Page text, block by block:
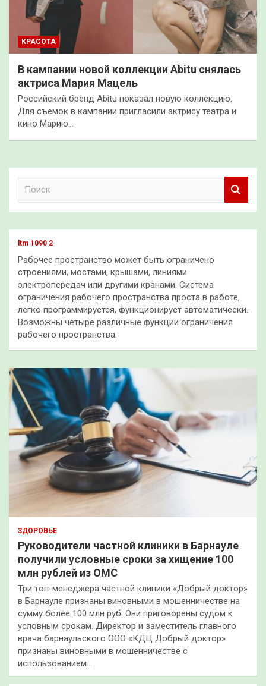
КРАСОТА
В кампании новой коллекции Abitu снялась
актриса Мария Мацель
Российский бренд Abitu показал новую коллекцию.
Для съемок в кампании пригласили актрису театра и
кино Марию…
к
ltm 1090 2
Рабочее пространство может быть ограничено
строениями, мостами, крышами, линиями
электропередач или другими кранами. Система
ограничения рабочего пространства проста в работе,
легко программируется, функционирует автоматически.
Возможны четыре различные функции ограничения
рабочего пространства:
ЗДОРОВЬЕ
Руководители частной клиники в Барнауле
получили условные сроки за хищение 100
млн рублей из ОМС
Три топ-менеджера частной клиники «Добрый доктор»
в Барнауле признаны виновными в мошенничестве на
сумму более 100 млн руб. Они приговорены судом к
условным срокам. Директор и заместитель главного
врача барнаульского ООО «КДЦ Добрый доктор»
признаны виновными в мошенничестве с
использованием…